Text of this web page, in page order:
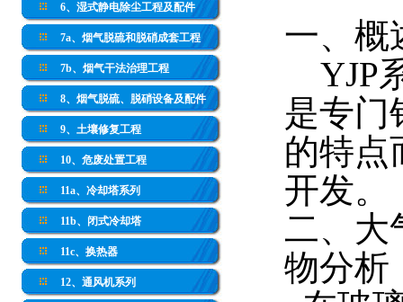
6、湿式静电除尘工程及配件
7a、烟气脱硫和脱硝成套工程
7b、烟气干法治理工程
8、烟气脱硫、脱硝设备及配件
9、土壤修复工程
10、危废处置工程
11a、冷却塔系列
11b、闭式冷却塔
11c、换热器
12、通风机系列
一、概
YJP
是专门
的特点
开发。
二、大
物分析